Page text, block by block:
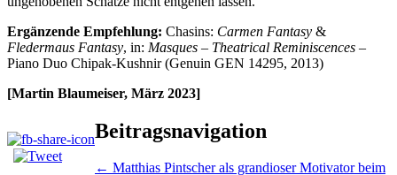
Ergänzende Empfehlung: Chasins: Carmen Fantasy &
Fledermaus Fantasy, in: Masques – Theatrical Reminiscences –
Piano Duo Chipak-Kushnir (Genuin GEN 14295, 2013)
[Martin Blaumeiser, März 2023]
Beitragsnavigation
← Matthias Pintscher als grandioser Motivator beim